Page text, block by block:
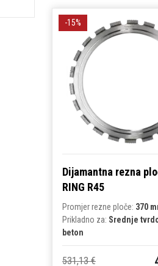
Dijamantna rezna
RING R45
Promjer rezne ploče: 370
Prikladno za: Srednje
beton
531,13 €
-15%